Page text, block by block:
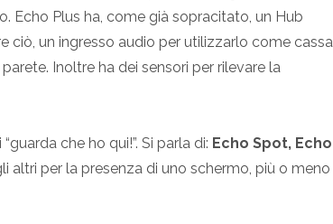
Echo Plus ha, come già sopracitato, un Hub
ciò, un ingresso audio per utilizzarlo come cassa
Inoltre ha dei sensori per rilevare la
“guarda che ho qui!”. Si parla di: Echo Spot, Echo
altri per la presenza di uno schermo, più o meno